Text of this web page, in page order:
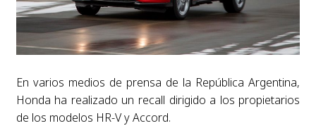
En varios medios de prensa de la República Argentina,
Honda ha realizado un recall dirigido a los propietarios
de los modelos HR-V y Accord.